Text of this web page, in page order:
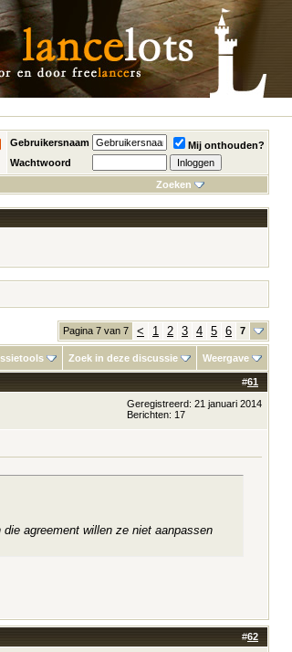
Gebruikersnaam
Mij onthouden?
Wachtwoord
Zoeken
Pagina 7 van 7 < 1 2 3 4 5 6 7
Zoek in deze discussie Weergave
#61
Geregistreerd: 21 januari 2014
Berichten: 17
agreement willen ze niet aanpassen
#62